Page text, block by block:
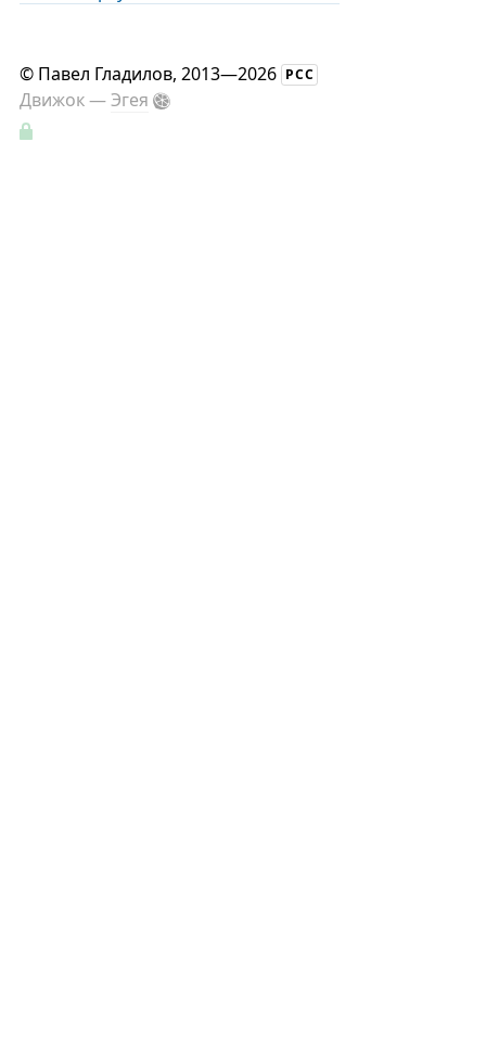
© Павел Гладилов, 2013—2026 РСС
Движок —Эгея